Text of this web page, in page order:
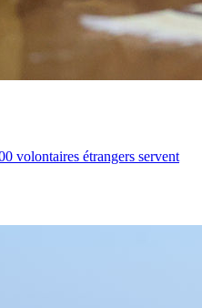
volontaires étrangers servent